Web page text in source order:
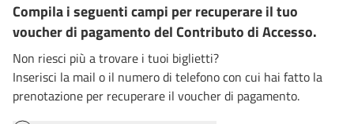
Compila i seguenti campi per recuperare il tuo
voucher di pagamento del Contributo di Accesso.
Non riesci più a trovare i tuoi biglietti?
Inserisci la mail o il numero di telefono con cui hai fatto la
prenotazione per recuperare il voucher di pagamento.